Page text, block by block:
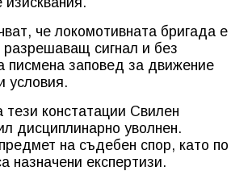
че локомотивната бригада е
сигнал и без
писмена заповед за движение
условия.
тези констатации Свилен
дисциплинарно уволнен.
на съдебен спор, като по
назначени експертизи.